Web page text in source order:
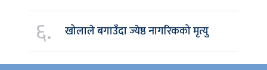
६. खोलाले बगाउँदा ज्येष्ठ नागरिकको मृत्यु